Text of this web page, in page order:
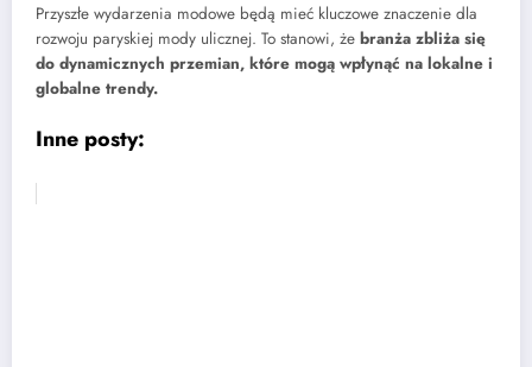
Przyszłe wydarzenia modowe będą mieć kluczowe znaczenie dla
rozwoju paryskiej mody ulicznej. To stanowi, że branża zbliża się
do dynamicznych przemian, które mogą wpłynąć na lokalne i
globalne trendy.
Inne posty: